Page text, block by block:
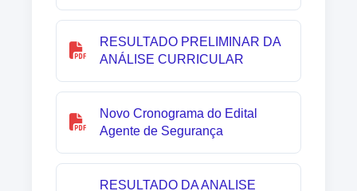
RESULTADO PRELIMINAR DA
ANÁLISE CURRICULAR
Novo Cronograma do Edital
Agente de Segurança
RESULTADO DA ANALISE